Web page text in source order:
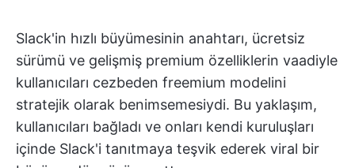
Slack'in hızlı büyümesinin anahtarı, ücretsiz
sürümü ve gelişmiş premium özelliklerin vaadiyle
kullanıcıları cezbeden freemium modelini
stratejik olarak benimsemesiydi. Bu yaklaşım,
kullanıcıları bağladı ve onları kendi kuruluşları
içinde Slack'i tanıtmaya teşvik ederek viral bir